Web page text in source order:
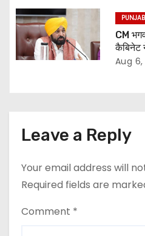
CM
कैबिनेट
नियमन
Aug
Leave a Reply
Your email address will
Required fields are
Comment *